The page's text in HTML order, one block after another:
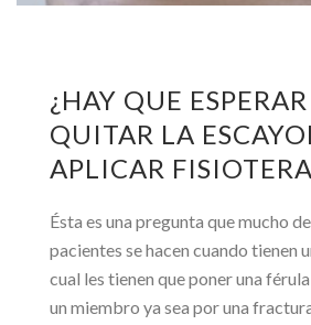
¿HAY QUE
QUITAR LA
APLICAR
Ésta es una pregunta que mucho
pacientes se hacen cuando tienen
cual les tienen que poner una
un miembro ya sea por una